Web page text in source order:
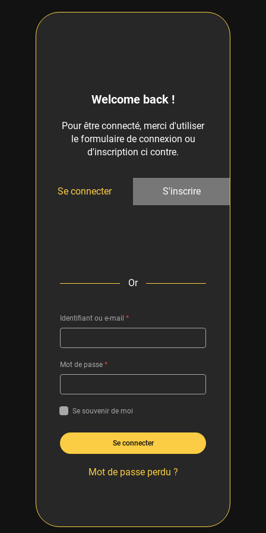
Welcome back !
Pour être connecté, merci d'utiliser
le formulaire de connexion ou
d'inscription ci contre.
Se connecter S'inscrire
Or
Identifiant ou e-mail *
Mot de passe *
Se souvenir de moi
Se connecter
Mot de passe perdu ?